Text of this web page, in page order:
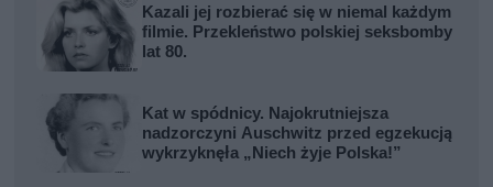
Kazali jej rozbierać się w niemal każdym
filmie. Przekleństwo polskiej seksbomby
lat 80.
Kat w spódnicy. Najokrutniejsza
nadzorczyni Auschwitz przed egzekucją
wykrzyknęła „Niech żyje Polska!”